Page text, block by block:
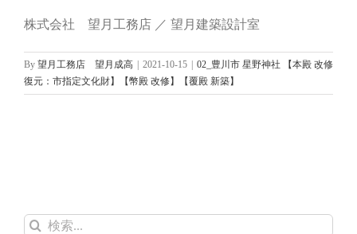
株式会社 望月工務店 ／ 望月建築設計室
By 望月工務店 望月成高 2021-10-15
02_豊川市 星野神社 【本殿 改修
復元：市指定文化財】【幣殿 改修】【覆殿 新築】
検